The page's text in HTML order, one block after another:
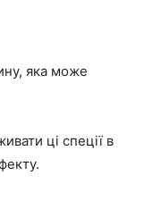
яка може
ці спеції в